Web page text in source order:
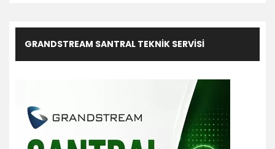
GRANDSTREAM SANTRAL TEKNIK SERVISI